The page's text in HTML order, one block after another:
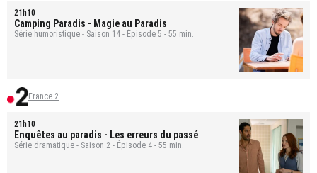
21h10
Camping Paradis - Magie au Paradis
Série humoristique - Saison 14 - Épisode 5 - 55 min.
France 2
21h10
Enquêtes au paradis - Les erreurs du passé
Série dramatique - Saison 2 - Épisode 4 - 55 min.